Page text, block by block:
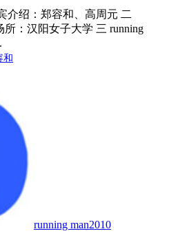
介绍：郑容和、高周元 二
所：汉阳女子大学 三 running
和
running man2010